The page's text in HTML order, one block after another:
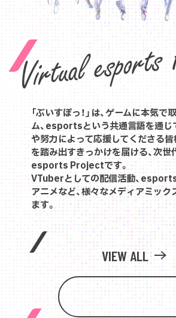
「ぶいすぽっ！」は、ゲームに本気で
ム、esportsという共通言語を通じ
や努力によって応援してくださる
を踏み出すきっかけを届ける、次
esports Projectです。
VTuberとしての配信活動、esports
アニメなど、様々なメディアミック
ます。
VIEW ALL